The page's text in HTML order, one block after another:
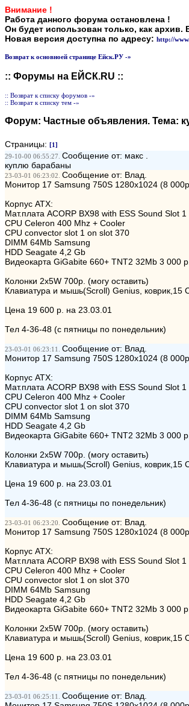
Внимание !
Работа данного форума остановлена !
Он будет использован только, как
Новая версия доступна по адресу: http://
Возврат к основноей странице Ейск.РУ -»
:: Форумы на ЕЙСК.RU ::
:: Возврат к списку форумов -»
:: Возврат к списку тем -»
Форум: Частные объявления. Тема:
Страницы: [1]
29-10-00 06:55:27. Сообщение от: макс .
куплю барабаны
23-03-01 06:23:02. Сообщение от: Влад.
Монитор 17 Samsung 750S 1280x1024 (8 000р
Корпус ATX:
Мат.плата ACORP BX98 with ESS Sound Slot 1
CPU Celeron 400 Mhz + Cooler
СPU convector slot 1 on slot 370
DIMM 64Мb Samsung
HDD Seagate 4,2 Gb
Видеокарта GiGabite 660+ TNT2 32Mb 3 000
Колонки 2x5W 700р. (могу оставить)
Клавиатура и мышь(Scroll) Genius, коврик,15
Цена 19 600 р. на 23.03.01
Тел 4-36-48 (с пятницы по понедельник)
23-03-01 06:23:11. Сообщение от: Влад.
Монитор 17 Samsung 750S 1280x1024 (8 000р
Корпус ATX:
Мат.плата ACORP BX98 with ESS Sound Slot 1
CPU Celeron 400 Mhz + Cooler
СPU convector slot 1 on slot 370
DIMM 64Мb Samsung
HDD Seagate 4,2 Gb
Видеокарта GiGabite 660+ TNT2 32Mb 3 000
Колонки 2x5W 700р. (могу оставить)
Клавиатура и мышь(Scroll) Genius, коврик,15
Цена 19 600 р. на 23.03.01
Тел 4-36-48 (с пятницы по понедельник)
23-03-01 06:23:20. Сообщение от: Влад.
Монитор 17 Samsung 750S 1280x1024 (8 000р
Корпус ATX:
Мат.плата ACORP BX98 with ESS Sound Slot 1
CPU Celeron 400 Mhz + Cooler
СPU convector slot 1 on slot 370
DIMM 64Мb Samsung
HDD Seagate 4,2 Gb
Видеокарта GiGabite 660+ TNT2 32Mb 3 000
Колонки 2x5W 700р. (могу оставить)
Клавиатура и мышь(Scroll) Genius, коврик,15
Цена 19 600 р. на 23.03.01
Тел 4-36-48 (с пятницы по понедельник)
23-03-01 06:25:11. Сообщение от: Влад.